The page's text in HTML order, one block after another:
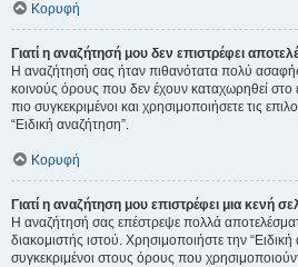
Κορυφή
Γιατί η αναζήτησή μου δεν επιστρέφει
Η αναζήτησή σας ήταν πιθανότατα πολύ
κοινούς όρους που δεν έχουν καταχωρηθεί στο
πιο συγκεκριμένοι και χρησιμοποιήσετε τις
“Ειδική αναζήτηση”.
Κορυφή
Γιατί η αναζήτηση μου επιστρέφει μια κενή
Η αναζήτησή σας επέστρεψε πολλά
διακομιστής ιστού. Χρησιμοποιήστε την “Ειδική
συγκεκριμένοι στους όρους που